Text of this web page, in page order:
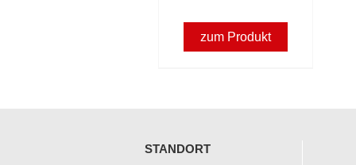
zum Produkt
STANDORT